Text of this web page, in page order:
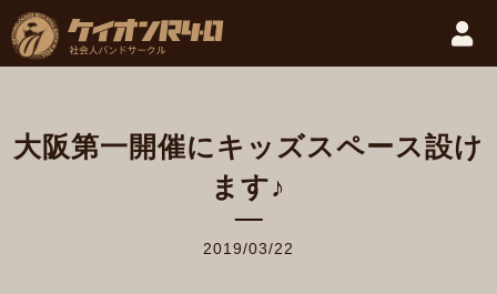
大阪第一開催にキッズスペース設け
ます♪
2019/03/22